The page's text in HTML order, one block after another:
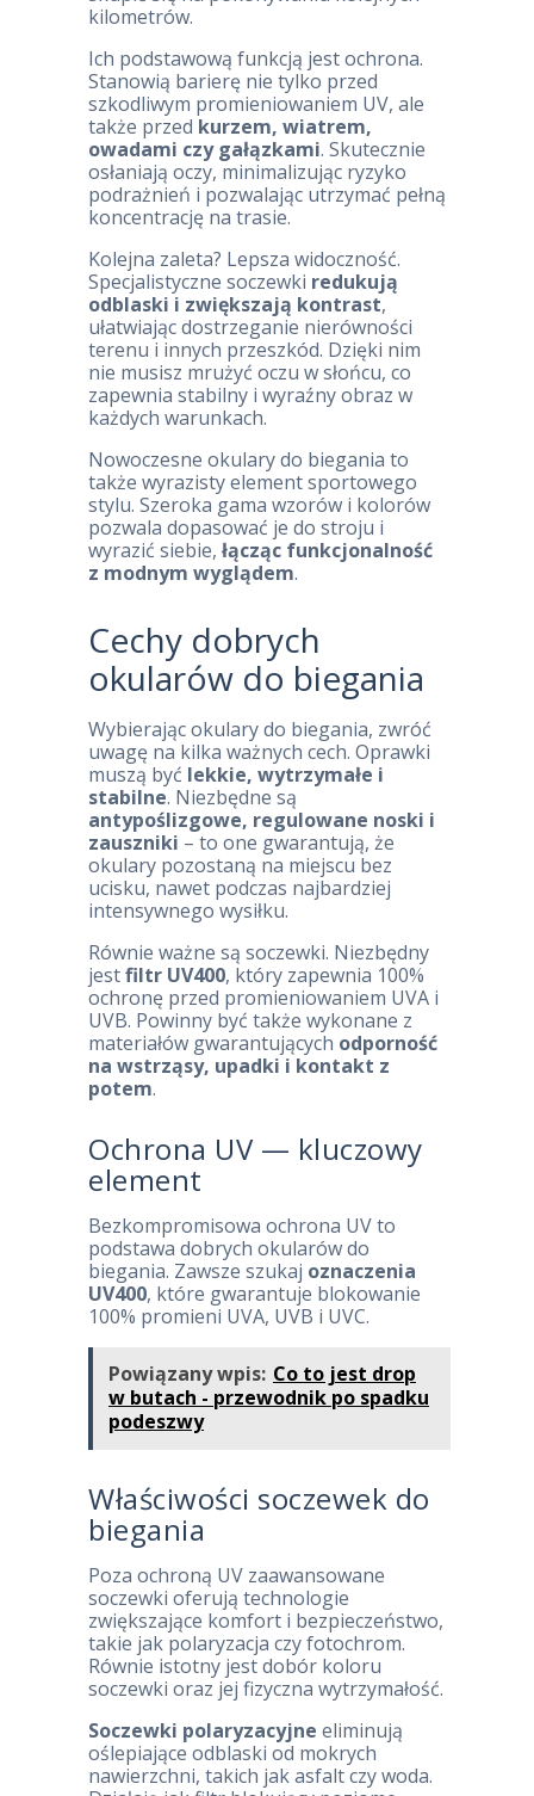
kilometrów.
Ich podstawową funkcją jest ochrona.
Stanowią barierę nie tylko przed
szkodliwym promieniowaniem UV, ale
także przed kurzem, wiatrem,
owadami czy gałązkami. Skutecznie
osłaniają oczy, minimalizując ryzyko
podrażnień i pozwalając utrzymać pełną
koncentrację na trasie.
Kolejna zaleta? Lepsza widoczność.
Specjalistyczne soczewki redukują
odblaski i zwiększają kontrast,
ułatwiając dostrzeganie nierówności
terenu i innych przeszkód. Dzięki nim
nie musisz mrużyć oczu w słońcu, co
zapewnia stabilny i wyraźny obraz w
każdych warunkach.
Nowoczesne okulary do biegania to
także wyrazisty element sportowego
stylu. Szeroka gama wzorów i kolorów
pozwala dopasować je do stroju i
wyrazić siebie, łącząc funkcjonalność
z modnym wyglądem.
Cechy dobrych
okularów do biegania
Wybierając okulary do biegania, zwróć
uwagę na kilka ważnych cech. Oprawki
muszą być lekkie, wytrzymałe i
stabilne. Niezbędne są
antypoślizgowe, regulowane noski i
zauszniki – to one gwarantują, że
okulary pozostaną na miejscu bez
ucisku, nawet podczas najbardziej
intensywnego wysiłku.
Równie ważne są soczewki. Niezbędny
jestfiltr UV400, który zapewnia 100%
ochronę przed promieniowaniem UVA i
UVB. Powinny być także wykonane z
materiałów gwarantujących odporność
na wstrząsy, upadki i kontakt z
potem.
Ochrona UV — kluczowy
element
Bezkompromisowa ochrona UV to
podstawa dobrych okularów do
biegania. Zawsze szukaj oznaczenia
UV400, które gwarantuje blokowanie
100% promieni UVA, UVB i UVC.
Powiązany wpis: Co to jest drop
w butach - przewodnik po spadku
podeszwy
Właściwości soczewek do
biegania
Poza ochroną UV zaawansowane
soczewki oferują technologie
zwiększające komfort i bezpieczeństwo,
takie jak polaryzacja czy fotochrom.
Równie istotny jest dobór koloru
soczewki oraz jej fizyczna wytrzymałość.
Soczewki polaryzacyjne eliminują
oślepiające odblaski od mokrych
nawierzchni, takich jak asfalt czy woda.